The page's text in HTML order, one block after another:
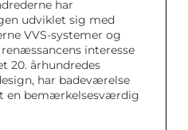
har
udviklet sig med
VVS-systemer og
interesse
20. århundredes
har badeværelse
en bemærkelsesværdig